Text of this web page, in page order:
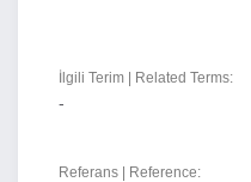
İlgili Terim | Related Terms:
-
Referans | Reference: